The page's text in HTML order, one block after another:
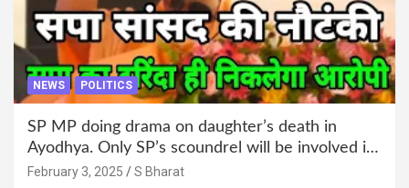
NEWS POLITICS
SP MP doing drama on daughter’s death in
Ayodhya. Only SP’s scoundrel will be involved in
this too @SBharat
February 3, 2025 S Bharat